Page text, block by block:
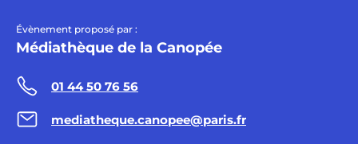
Évènement proposé par :
Médiathèque de la Canopée
01 44 50 76 56
mediatheque.canopee@paris.fr